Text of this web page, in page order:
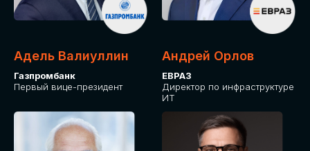
Адель Валиуллин
Газпромбанк
Первый вице-президент
Андрей Орлов
ЕВРАЗ
Директор по инфраструктуре
ИТ